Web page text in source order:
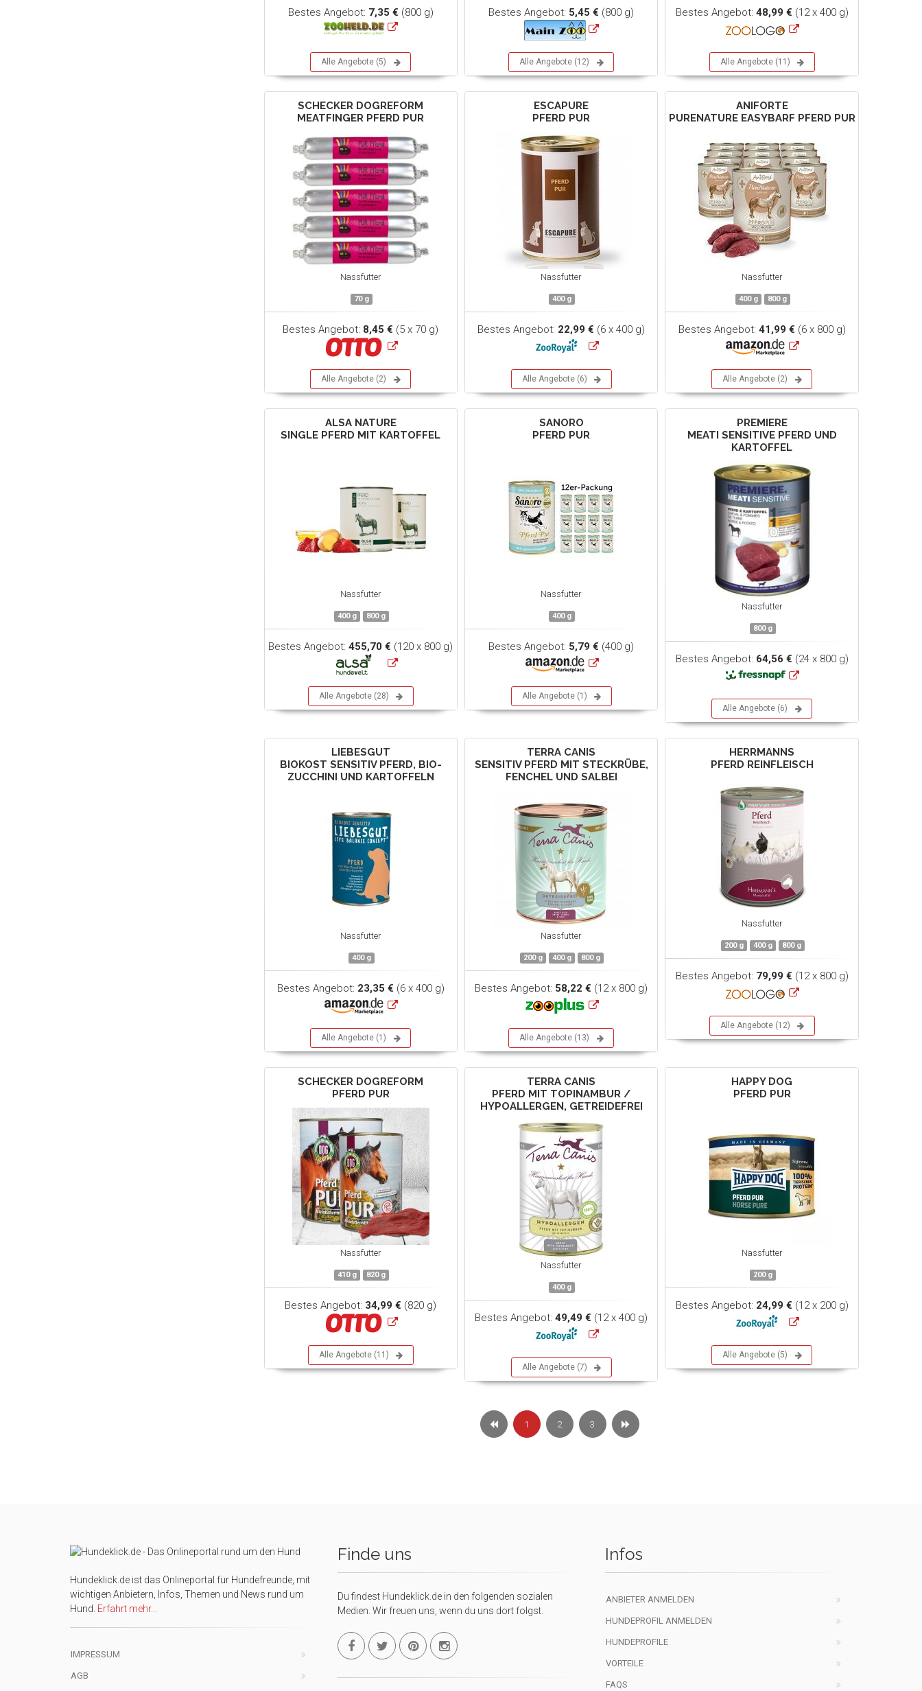
Bestes Angebot: 7,35 € (800 g)
Alle Angebote (5)
Bestes Angebot: 5,45 € (800 g)
Alle Angebote (12)
Bestes Angebot: 48,99 € (12 x 400 g)
Alle Angebote (11)
SCHECKER DOGREFORM
MEATFINGER PFERD PUR
Nassfutter
70 g
Bestes Angebot: 8,45 € (5 x 70 g)
Alle Angebote (2)
ESCAPURE
PFERD PUR
Nassfutter
400 g
Bestes Angebot: 22,99 € (6 x 400 g)
Alle Angebote (6)
ANIFORTE
PURENATURE EASYBARF PFERD PUR
Nassfutter
400 g 800 g
Bestes Angebot: 41,99 € (6 x 800 g)
Alle Angebote (2)
ALSA NATURE
SINGLE PFERD MIT KARTOFFEL
Nassfutter
400 g 800 g
Bestes Angebot:455,70 € (120 x 800 g)
Alle Angebote (28)
SANORO
PFERD PUR
Nassfutter
400 g
Bestes Angebot: 5,79 € (400 g)
Alle Angebote (1)
PREMIERE
MEATI SENSITIVE PFERD UND
KARTOFFEL
Nassfutter
800 g
Bestes Angebot: 64,56 € (24 x 800 g)
Alle Angebote (6)
LIEBESGUT
BIOKOST SENSITIV PFERD, BIO-
ZUCCHINI UND KARTOFFELN
Nassfutter
400 g
Bestes Angebot: 23,35 € (6 x 400 g)
Alle Angebote (1)
TERRA CANIS
SENSITIV PFERD MIT STECKRÜBE,
FENCHEL UND SALBEI
Nassfutter
200 g 400 g 800 g
Bestes Angebot: 58,22 € (12 x 800 g)
Alle Angebote (13)
HERRMANNS
PFERD REINFLEISCH
Nassfutter
200 g 400 g 800 g
Bestes Angebot: 79,99 € (12 x 800 g)
Alle Angebote (12)
SCHECKER DOGREFORM
PFERD PUR
Nassfutter
410 g 820 g
Bestes Angebot: 34,99 € (820 g)
Alle Angebote (11)
TERRA CANIS
PFERD MIT TOPINAMBUR /
HYPOALLERGEN, GETREIDEFREI
Nassfutter
400 g
Bestes Angebot:49,49 € (12 x 400 g)
Alle Angebote (7)
HAPPY DOG
PFERD PUR
Nassfutter
200 g
Bestes Angebot: 24,99 € (12 x 200 g)
Alle Angebote (5)
1 2 3
Hundeklick.de ist das Onlineportal für Hundefreunde, mit
wichtigen Anbietern, Infos, Themen und News rund um
Hund. Erfahrt mehr...
IMPRESSUM
AGB
Finde uns
Du findest Hundeklick.de in den folgenden sozialen
Medien. Wir freuen uns, wenn du uns dort folgst.
Infos
ANBIETER ANMELDEN
HUNDEPROFIL ANMELDEN
HUNDEPROFILE
VORTEILE
FAQS